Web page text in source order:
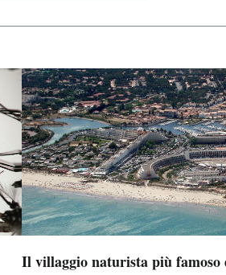
Il villaggio naturista più famoso